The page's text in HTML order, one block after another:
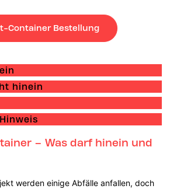
Container Bestellung
hinein
– Was darf hinein und
werden einige Abfälle anfallen, doch